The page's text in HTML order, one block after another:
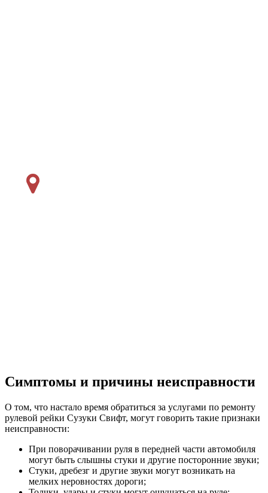
Симптомы и причины неисправности
О том, что настало время обратиться за услугами по ремонту
рулевой рейки Сузуки Свифт, могут говорить такие признаки
неисправности:
При поворачивании руля в передней части автомобиля
могут быть слышны стуки и другие посторонние звуки;
Стуки, дребезг и другие звуки могут возникать на
мелких неровностях дороги;